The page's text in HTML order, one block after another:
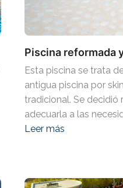
Piscina reformada
Esta piscina se trata
antigua piscina por
tradicional. Se decidió
adecuarla a las
Leer más